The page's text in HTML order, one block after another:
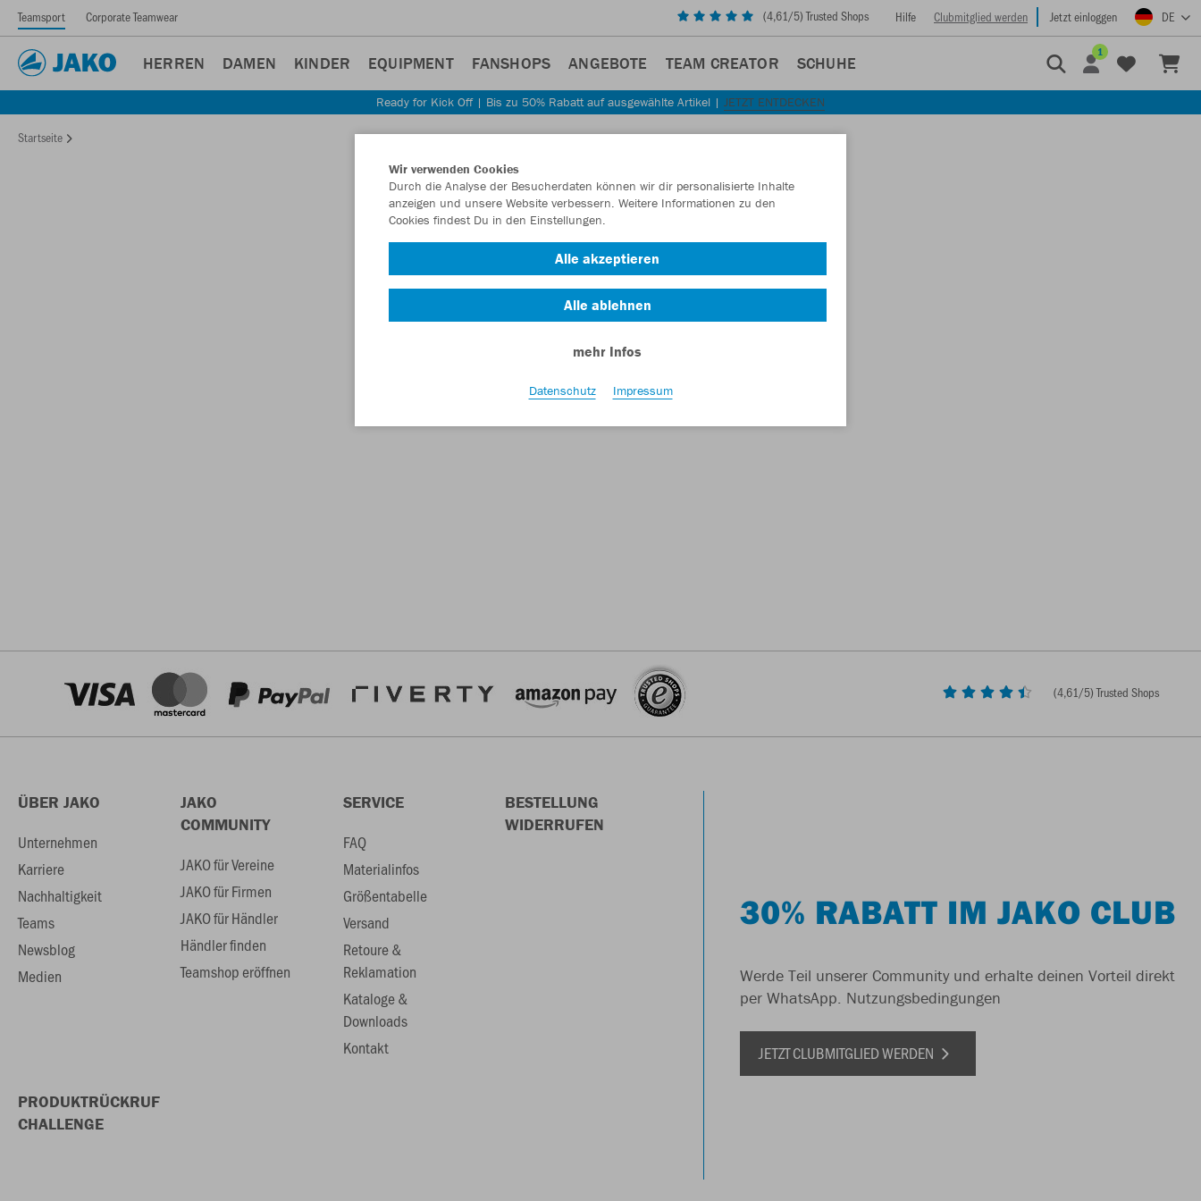
Teamsport Corporate Teamwear (4,61/5) Trusted Shops Hilfe Clubmitglied werden Jetzt einloggen DE
HERREN DAMEN KINDER EQUIPMENT FANSHOPS ANGEBOTE TEAM CREATOR SCHUHE
1
Ready for Kick Off | Bis zu 50% Rabatt auf ausgewählte Artikel | JETZT ENTDECKEN
Startseite
(4,61/5) Trusted Shops
ÜBER JAKO
Unternehmen
Karriere
Nachhaltigkeit
Teams
Newsblog
Medien
JAKO
COMMUNITY
JAKO für Vereine
JAKO für Firmen
JAKO für Händler
Händler finden
Teamshop eröffnen
SERVICE
FAQ
Materialinfos
Größentabelle
Versand
Retoure &
Reklamation
Kataloge &
Downloads
Kontakt
BESTELLUNG
WIDERRUFEN
PRODUKTRÜCKRUF
CHALLENGE
30% RABATT IM JAKO CLUB
Werde Teil unserer Community und erhalte deinen Vorteil direkt
per WhatsApp. Nutzungsbedingungen
JETZT CLUBMITGLIED WERDEN
Wir verwenden Cookies
Durch die Analyse der Besucherdaten können wir dir personalisierte Inhalte
anzeigen und unsere Website verbessern. Weitere Informationen zu den
Cookies findest Du in den Einstellungen.
Alle akzeptieren
Alle ablehnen
mehr Infos
Datenschutz Impressum